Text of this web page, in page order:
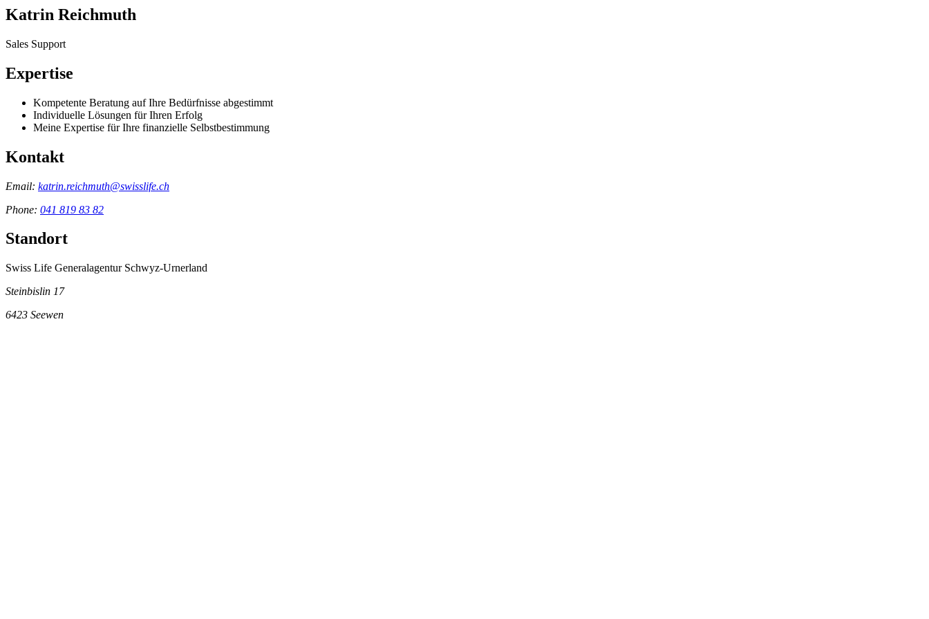
Katrin Reichmuth
Sales Support
Expertise
Kompetente Beratung auf Ihre Bedürfnisse abgestimmt
Individuelle Lösungen für Ihren Erfolg
Meine Expertise für Ihre finanzielle Selbstbestimmung
Kontakt
Email: katrin.reichmuth@swisslife.ch
Phone: 041 819 83 82
Standort
Swiss Life Generalagentur Schwyz-Urnerland
Steinbislin 17
6423 Seewen